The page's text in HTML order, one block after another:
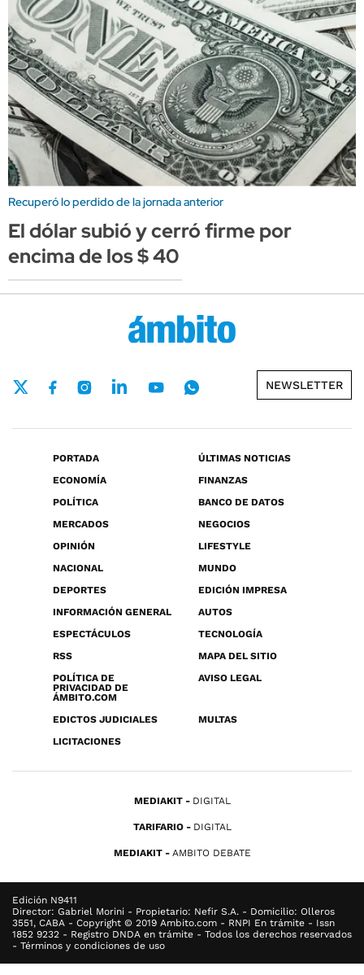
Recuperó lo perdido de la jornada anterior
El dólar subió y cerró firme por
encima de los $ 40
NEWSLETTER
PORTADA
ÚLTIMAS NOTICIAS
ECONOMÍA
FINANZAS
POLÍTICA
BANCO DE DATOS
MERCADOS
NEGOCIOS
OPINIÓN
LIFESTYLE
NACIONAL
MUNDO
DEPORTES
EDICIÓN IMPRESA
INFORMACIÓN GENERAL
AUTOS
ESPECTÁCULOS
TECNOLOGÍA
RSS
MAPA DEL SITIO
POLÍTICA DE
PRIVACIDAD DE
ÁMBITO.COM
AVISO LEGAL
EDICTOS JUDICIALES
MULTAS
LICITACIONES
MEDIAKIT DIGITAL
TARIFARIO DIGITAL
MEDIAKIT AMBITO DEBATE
Edición N9411
Director: Gabriel Morini - Propietario: Nefir S.A. - Domicilio: Olleros
3551, CABA - Copyright © 2019 Ambito.com - RNPI En trámite - Issn
1852 9232 - Registro DNDA en trámite - Todos los derechos reservados
- Términos y condiciones de uso